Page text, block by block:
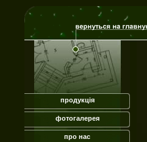
продукція
фотогалерея
про нас